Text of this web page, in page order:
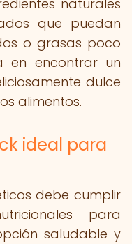
naturales
que puedan
o grasas poco
en encontrar un
dulce
alimentos.
ideal para
debe cumplir
para
saludable y